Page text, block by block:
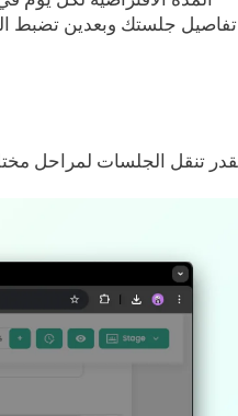
تفاصيل جلستك وبعدين تضبط